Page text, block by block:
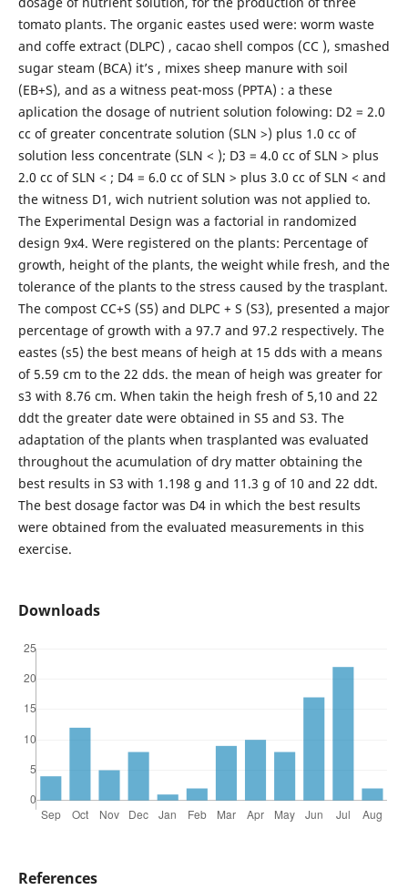
tomato plants. The organic eastes used were: worm waste
and coffe extract (DLPC) , cacao shell compos (CC ), smashed
sugar steam (BCA) it’s , mixes sheep manure with soil
(EB+S), and as a witness peat-moss (PPTA) : a these
aplication the dosage of nutrient solution folowing: D2 = 2.0
cc of greater concentrate solution (SLN >) plus 1.0 cc of
solution less concentrate (SLN < ); D3 = 4.0 cc of SLN > plus
2.0 cc of SLN < ; D4 = 6.0 cc of SLN > plus 3.0 cc of SLN < and
the witness D1, wich nutrient solution was not applied to.
The Experimental Design was a factorial in randomized
design 9x4. Were registered on the plants: Percentage of
growth, height of the plants, the weight while fresh, and the
tolerance of the plants to the stress caused by the trasplant.
The compost CC+S (S5) and DLPC + S (S3), presented a major
percentage of growth with a 97.7 and 97.2 respectively. The
eastes (s5) the best means of heigh at 15 dds with a means
of 5.59 cm to the 22 dds. the mean of heigh was greater for
s3 with 8.76 cm. When takin the heigh fresh of 5,10 and 22
ddt the greater date were obtained in S5 and S3. The
adaptation of the plants when trasplanted was evaluated
throughout the acumulation of dry matter obtaining the
best results in S3 with 1.198 g and 11.3 g of 10 and 22 ddt.
The best dosage factor was D4 in which the best results
were obtained from the evaluated measurements in this
exercise.
Downloads
References